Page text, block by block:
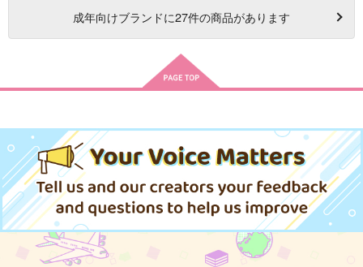
成年向けブランドに27件の商品があります